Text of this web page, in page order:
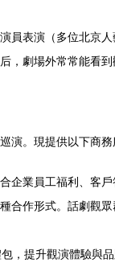
表演（多位北京
劇場外常常能看
演。現提供以下商務
企業員工福利、客
合作形式。話劇
，提升觀演體驗與品